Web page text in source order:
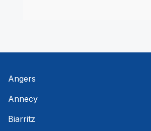
Angers
Annecy
Biarritz